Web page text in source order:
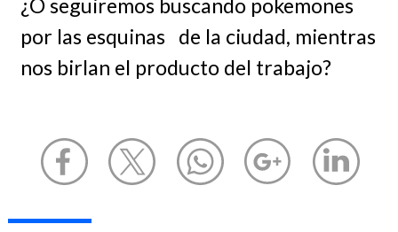
¿O seguiremos buscando pokemones
por las esquinas de la ciudad, mientras
nos birlan el producto del trabajo?